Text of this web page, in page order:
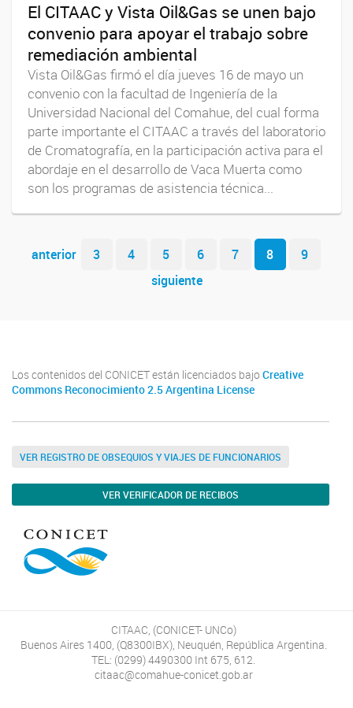
El CITAAC y Vista Oil&Gas se unen bajo
convenio para apoyar el trabajo sobre
remediación ambiental
Vista Oil&Gas firmó el día jueves 16 de mayo un
convenio con la facultad de Ingeniería de la
Universidad Nacional del Comahue, del cual forma
parte importante el CITAAC a través del laboratorio
de Cromatografía, en la participación activa para el
abordaje en el desarrollo de Vaca Muerta como
son los programas de asistencia técnica...
Navegador de artículos
anterior 3 4 5 6 7 8
9
siguiente
Los contenidos del CONICET están licenciados bajo Creative
Commons Reconocimiento 2.5 Argentina License
VER REGISTRO DE OBSEQUIOS Y VIAJES DE FUNCIONARIOS
VER VERIFICADOR DE RECIBOS
CITAAC, (CONICET- UNCo)
Buenos Aires 1400, (Q8300IBX), Neuquén, República Argentina.
TEL: (0299) 4490300 Int 675, 612.
citaac@comahue-conicet.gob.ar